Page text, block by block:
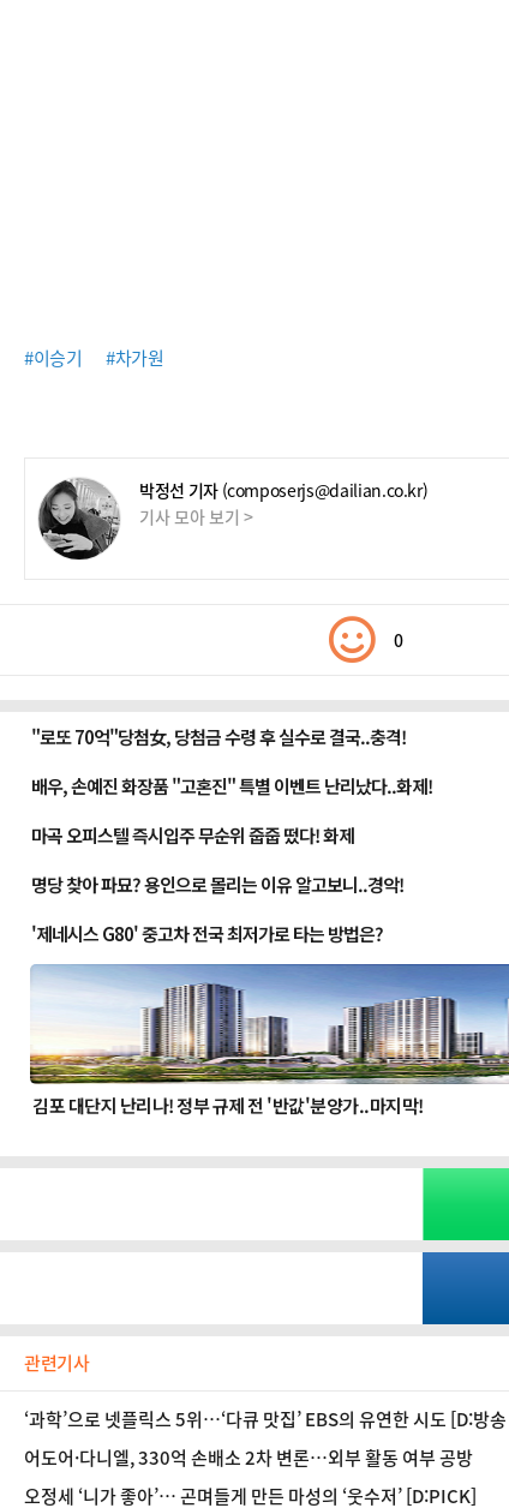
#이승기 #차가원
박정선 기자 (composerjs@dailian.co.kr)
기사 모아 보기 >
0
관련기사
‘과학’으로 넷플릭스 5위…‘다큐 맛집’ EBS의 유연한 시도 [D:방
어도어·다니엘, 330억 손배소 2차 변론…외부 활동 여부 공방
오정세 ‘니가 좋아’… 곤며들게 만든 마성의 ‘웃수저’ [D:PICK]